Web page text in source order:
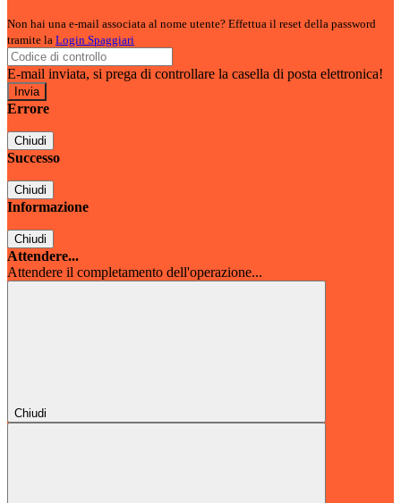
Non hai una e-mail associata al nome utente? Effettua il reset della password
tramite la Login Spaggiari
E-mail inviata, si prega di controllare la casella di posta elettronica!
Errore
Chiudi
Successo
Chiudi
Informazione
Chiudi
Attendere...
Attendere il completamento dell'operazione...
Chiudi